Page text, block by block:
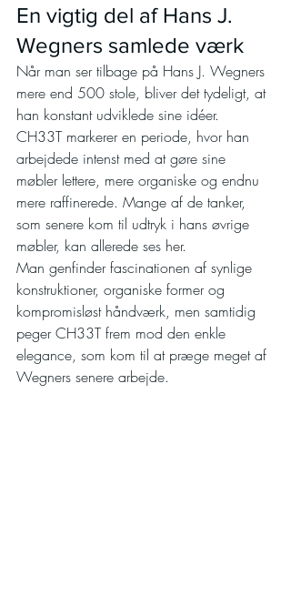
En vigtig del af Hans J.
Wegners samlede værk
Når man ser tilbage på Hans J. Wegners
mere end 500 stole, bliver det tydeligt, at
han konstant udviklede sine idéer.
CH33T markerer en periode, hvor han
arbejdede intenst med at gøre sine
møbler lettere, mere organiske og endnu
mere raffinerede. Mange af de tanker,
som senere kom til udtryk i hans øvrige
møbler, kan allerede ses her.
Man genfinder fascinationen af synlige
konstruktioner, organiske former og
kompromisløst håndværk, men samtidig
peger CH33T frem mod den enkle
elegance, som kom til at præge meget af
Wegners senere arbejde.